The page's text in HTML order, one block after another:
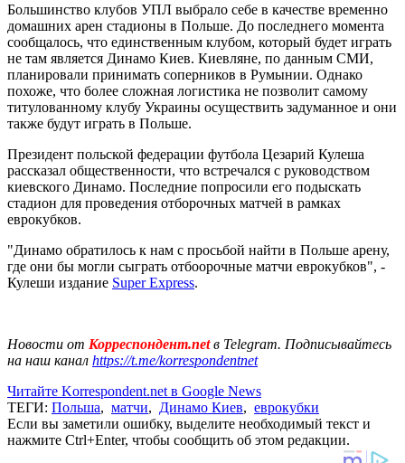
Большинство клубов УПЛ выбрало себе в качестве временно
домашних арен стадионы в Польше. До последнего момента
сообщалось, что единственным клубом, который будет играть
не там является Динамо Киев. Киевляне, по данным СМИ,
планировали принимать соперников в Румынии. Однако
похоже, что более сложная логистика не позволит самому
титулованному клубу Украины осуществить задуманное и они
также будут играть в Польше.
Президент польской федерации футбола Цезарий Кулеша
рассказал общественности, что встречался с руководством
киевского Динамо. Последние попросили его подыскать
стадион для проведения отборочных матчей в рамках
еврокубков.
"Динамо обратилось к нам с просьбой найти в Польше арену,
где они бы могли сыграть отбоорочные матчи еврокубков", -
Кулеши издание Super Express.
Новости от Корреспондент.netв Telegram. Подписывайтесь
на наш канал https://t.me/korrespondentnet
Читайте Korrespondent.net в Google News
ТЕГИ: Польша, матчи, Динамо Киев, еврокубки
Если вы заметили ошибку, выделите необходимый текст и
нажмите Ctrl+Enter, чтобы сообщить об этом редакции.